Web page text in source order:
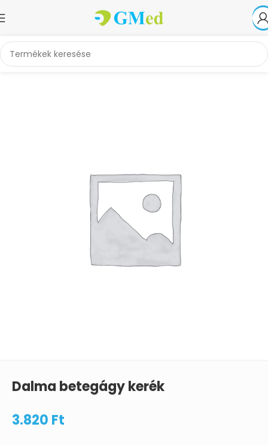
Kezdőlap Alkatrészek, kiegészítők Egyéb kiegészítők
Dalma betegágy kerék
3.820 Ft